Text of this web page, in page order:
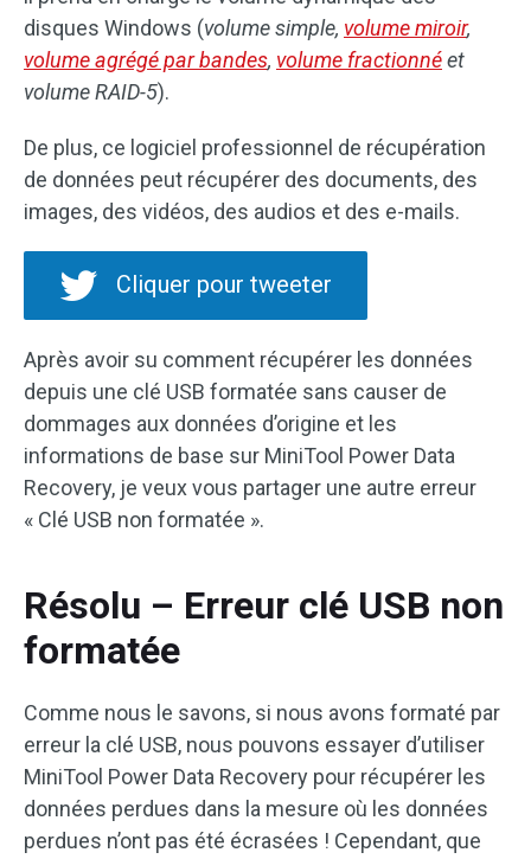
disques Windows (volume simple, volume miroir,
volume agrégé par bandes, volume fractionnéet
volume RAID-5).
De plus, ce logiciel professionnel de récupération
de données peut récupérer des documents, des
images, des vidéos, des audios et des e-mails.
Cliquer pour tweeter
Après avoir su comment récupérer les données
depuis une clé USB formatée sans causer de
dommages aux données d’origine et les
informations de base sur MiniTool Power Data
Recovery, je veux vous partager une autre erreur
« Clé USB non formatée ».
Résolu – Erreur clé USB non
formatée
Comme nous le savons, si nous avons formaté par
erreur la clé USB, nous pouvons essayer d’utiliser
MiniTool Power Data Recovery pour récupérer les
données perdues dans la mesure où les données
perdues n’ont pas été écrasées ! Cependant, que